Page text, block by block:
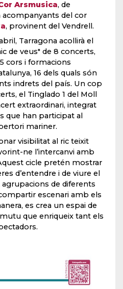
Arsmusica, de
acompanyants del cor
, provinent del Vendrell.
Tarragona acollirà el
de veus" de 8 concerts,
cors i formacions
16 dels quals són
indrets del país. Un cop
el Tinglado 1 del Moll
extraordinari, integrat
que han participat al
mariner.
visibilitat al ric teixit
ne l’intercanvi amb
cicle pretén mostrar
d’entendre i de viure el
de diferents
escenari amb els
es crea un espai de
que enriqueix tant els